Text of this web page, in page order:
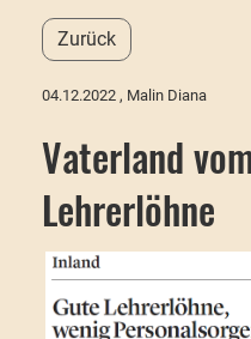
Zurück
04.12.2022 , Malin Diana
Vaterland
Lehrerlöhne